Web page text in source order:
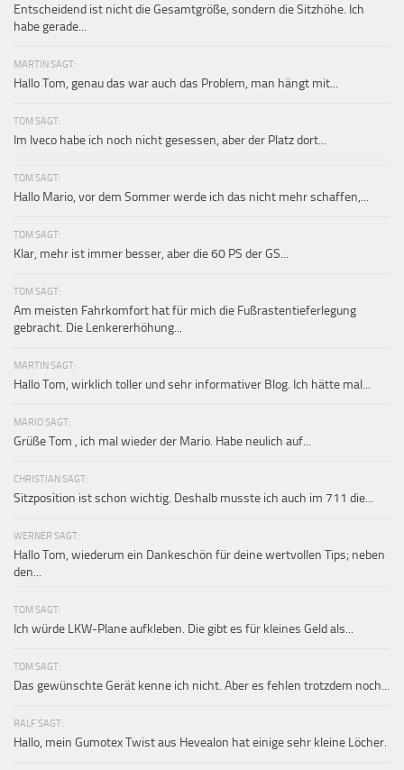
Entscheidend ist nicht die Gesamtgröße, sondern die Sitzhöhe. Ich
habe gerade...
MARTIN SAGT:
Hallo Tom, genau das war auch das Problem, man hängt mit...
TOM SAGT:
Im Iveco habe ich noch nicht gesessen, aber der Platz dort...
TOM SAGT:
Hallo Mario, vor dem Sommer werde ich das nicht mehr schaffen,...
TOM SAGT:
Klar, mehr ist immer besser, aber die 60 PS der GS...
TOM SAGT:
Am meisten Fahrkomfort hat für mich die Fußrastentieferlegung
gebracht. Die Lenkererhöhung...
MARTIN SAGT:
Hallo Tom, wirklich toller und sehr informativer Blog. Ich hätte mal...
MARIO SAGT:
Grüße Tom , ich mal wieder der Mario. Habe neulich auf...
CHRISTIAN SAGT:
Sitzposition ist schon wichtig. Deshalb musste ich auch im 711 die...
WERNER SAGT:
Hallo Tom, wiederum ein Dankeschön für deine wertvollen Tips; neben
den...
TOM SAGT:
Ich würde LKW-Plane aufkleben. Die gibt es für kleines Geld als...
TOM SAGT:
Das gewünschte Gerät kenne ich nicht. Aber es fehlen trotzdem noch...
RALF SAGT:
Hallo, mein Gumotex Twist aus Hevealon hat einige sehr kleine Löcher.